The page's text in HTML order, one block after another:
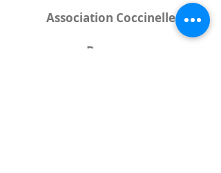
Association Coccinelle
Bureau